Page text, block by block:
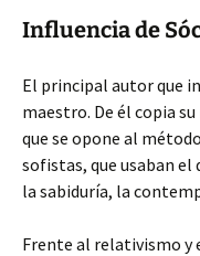
Influencia de
El principal autor que
maestro. De él copia
que se opone al
sofistas, que usaban el
la sabiduría, la
Frente al relativismo